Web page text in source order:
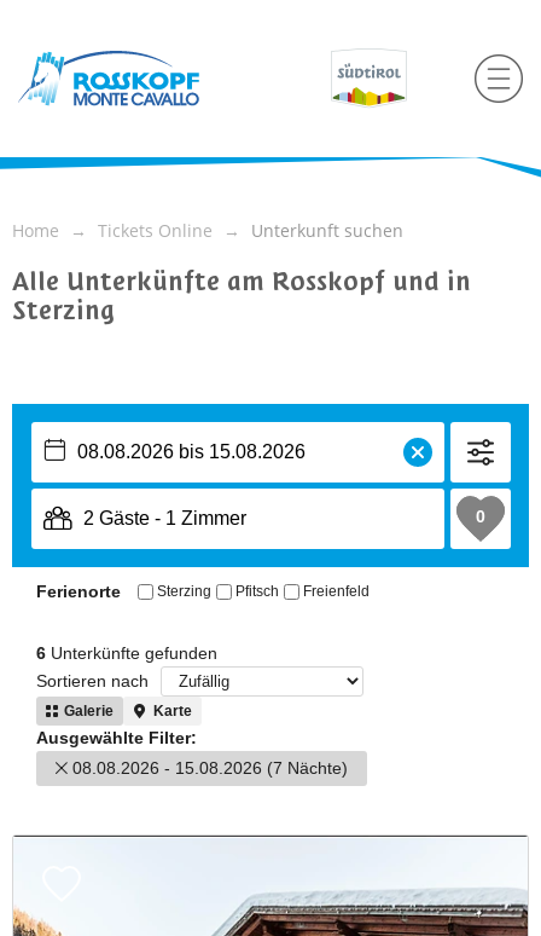
Home Tickets Online Unterkunft suchen
Alle Unterkünfte am Rosskopf und in
Sterzing